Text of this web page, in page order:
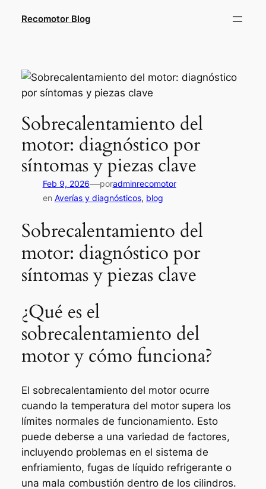
Recomotor Blog
Sobrecalentamiento del
motor: diagnóstico por
síntomas y piezas clave
Feb 9, 2026—poradminrecomotor
en Averías y diagnósticos, blog
Sobrecalentamiento del
motor: diagnóstico por
síntomas y piezas clave
¿Qué es el
sobrecalentamiento del
motor y cómo funciona?
El sobrecalentamiento del motor ocurre
cuando la temperatura del motor supera los
límites normales de funcionamiento. Esto
puede deberse a una variedad de factores,
incluyendo problemas en el sistema de
enfriamiento, fugas de líquido refrigerante o
una mala combustión dentro de los cilindros.